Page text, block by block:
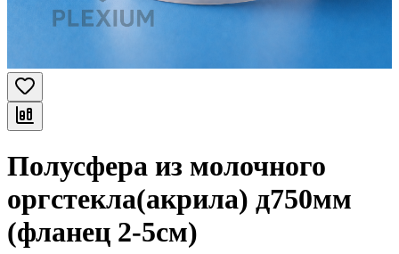
Полусфера из молочного
оргстекла(акрила) д750мм
(фланец 2-5см)